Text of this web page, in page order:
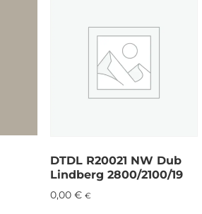
DTDL R20021 NW Dub
Lindberg 2800/2100/19
0,00 € €